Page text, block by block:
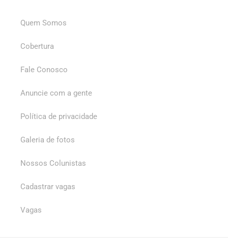
Quem Somos
Cobertura
Fale Conosco
Anuncie com a gente
Política de privacidade
Galeria de fotos
Nossos Colunistas
Cadastrar vagas
Vagas